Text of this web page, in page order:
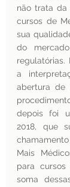
não trata da
cursos de
sua
do
regulatórias.
a
abertura de
depois foi
2018, que
Mais
para
soma